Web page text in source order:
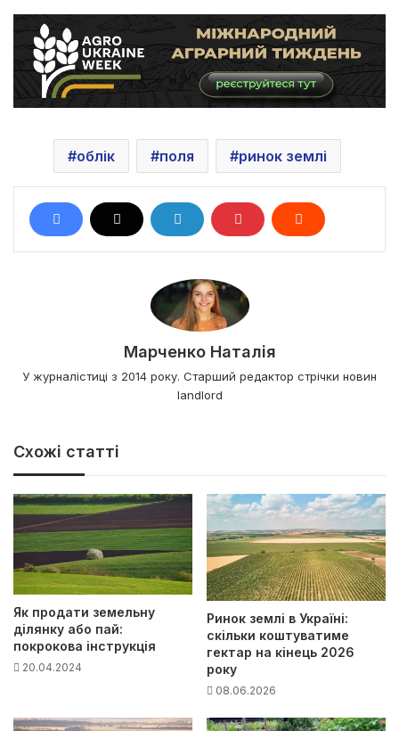
облік поля ринок землі
Марченко Наталія
У журналістиці з 2014 року. Старший редактор стрічки новин
landlord
Схожі статті
Як продати земельну
ділянку або пай:
покрокова інструкція
20.04.2024
Ринок землі в Україні:
скільки коштуватиме
гектар на кінець 2026
року
08.06.2026